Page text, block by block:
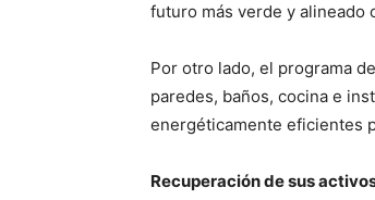
futuro más verde y alineado
Por otro lado, el programa
paredes, baños, cocina e
energéticamente eficientes
Recuperación de sus